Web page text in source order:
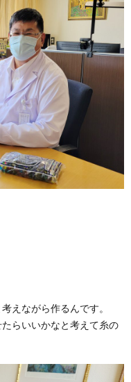
えながら作るんです。
らいいかなと考えて糸の